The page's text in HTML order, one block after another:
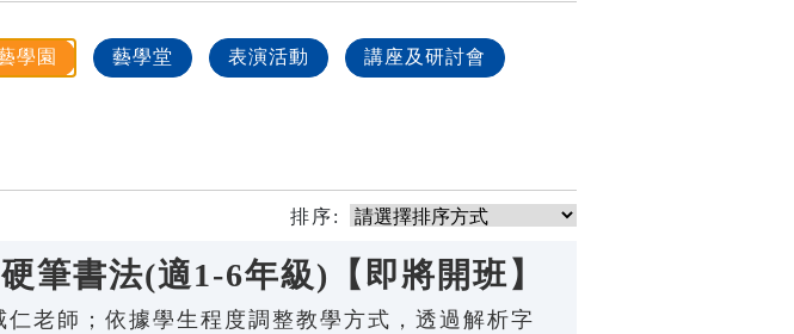
學園 藝學堂 表演活動 講座及研討會
排序:
筆書法(適1-6年級)【即將開班】
老師；依據學生程度調整教學方式，透過解析字